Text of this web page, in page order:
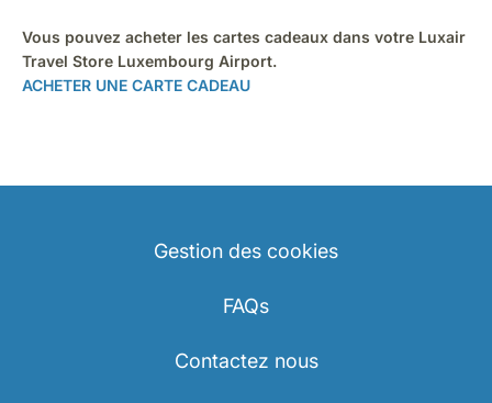
Vous pouvez acheter les cartes cadeaux dans votre Luxair
Travel Store Luxembourg Airport.
ACHETER UNE CARTE CADEAU
Gestion des cookies
FAQs
Contactez nous